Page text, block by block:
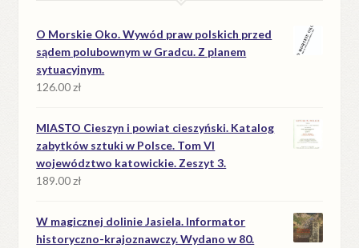
O Morskie Oko. Wywód praw polskich przed
sądem polubownym w Gradcu. Z planem
sytuacyjnym.
126.00zł
MIASTO Cieszyn i powiat cieszyński. Katalog
zabytków sztuki w Polsce. Tom VI
województwo katowickie. Zeszyt 3.
189.00zł
W magicznej dolinie Jasiela. Informator
historyczno-krajoznawczy. Wydano w 80.